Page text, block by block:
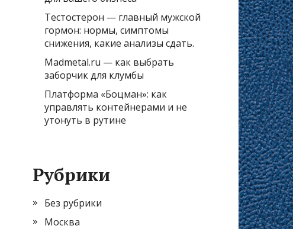
Тестостерон — главный мужской
гормон: нормы, симптомы
снижения, какие анализы сдать.
Madmetal.ru — как выбрать
заборчик для клумбы
Платформа «Боцман»: как
управлять контейнерами и не
утонуть в рутине
Рубрики
Без рубрики
Москва